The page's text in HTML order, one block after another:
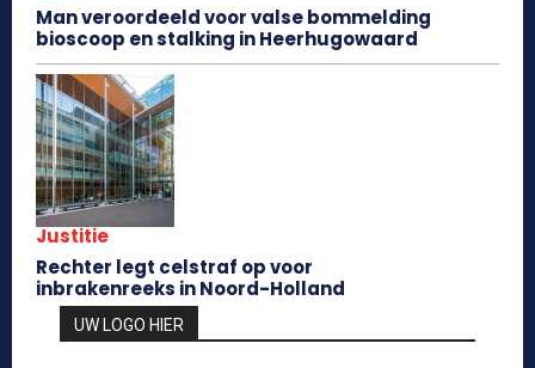
Man veroordeeld voor valse bommelding
bioscoop en stalking in Heerhugowaard
Justitie
Rechter legt celstraf op voor
inbrakenreeks in Noord-Holland
UW LOGO HIER